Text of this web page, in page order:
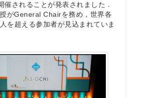
催されることが発表されました．
がGeneral Chairを務め，世界各
を超える参加者が見込まれていま